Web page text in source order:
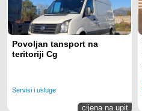
Povoljan tansport na
teritoriji Cg
Servisi i usluge
cijena na upit